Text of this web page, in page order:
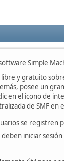
Simple
y gratuito
posee un
en el icono de
de SMF en
se registren
iniciar